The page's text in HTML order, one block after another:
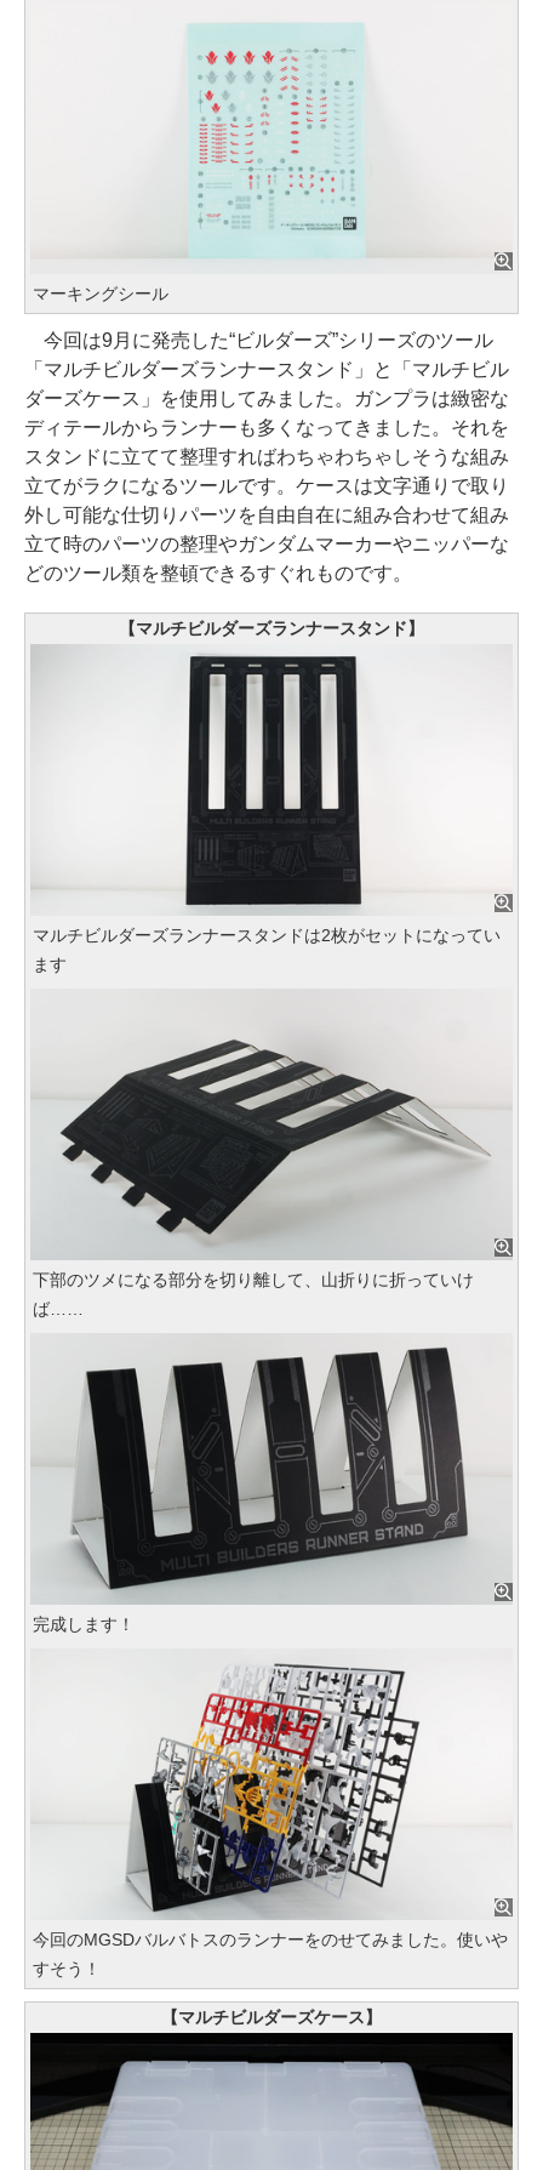
マーキングシール
今回は9月に発売した“ビルダーズ”シリーズのツール
「マルチビルダーズランナースタンド」と「マルチビル
ダーズケース」を使用してみました。ガンプラは緻密な
ディテールからランナーも多くなってきました。それを
スタンドに立てて整理すればわちゃわちゃしそうな組み
立てがラクになるツールです。ケースは文字通りで取り
外し可能な仕切りパーツを自由自在に組み合わせて組み
立て時のパーツの整理やガンダムマーカーやニッパーな
どのツール類を整頓できるすぐれものです。
【マルチビルダーズランナースタンド】
マルチビルダーズランナースタンドは2枚がセットになってい
ます
下部のツメになる部分を切り離して、山折りに折っていけ
ば……
完成します！
今回のMGSDバルバトスのランナーをのせてみました。使いや
すそう！
【マルチビルダーズケース】